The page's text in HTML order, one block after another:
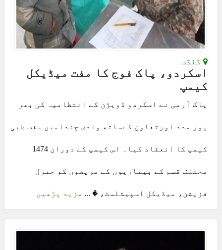
گلگت
اسکردو، پاک فوج کا مفت میڈیکل
کیمپ
پاک آرمی نے اسکردو ڈویژن کے انتظامیہ کی بھر
پور مدد اورتعاون کےساتھ وادی چندامیں مفت طبی
کیمپ کا انعقاد کیا۔ اس کیمپ کے دوران 1474
مختلف قسم کے بیماریوں کے مریضوں کو جنرل
فزیشن، میڈیکل اسپیشلسٹ، � ... مزید پڑھیں